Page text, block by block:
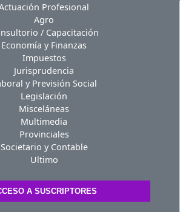
Profesional
Agro
/ Capacitación
Economía y Finanzas
Impuestos
Jurisprudencia
y Previsión Social
Legislación
Misceláneas
Multimedia
Provinciales
Societario y Contable
Ultimo
A SUSCRIPTORES